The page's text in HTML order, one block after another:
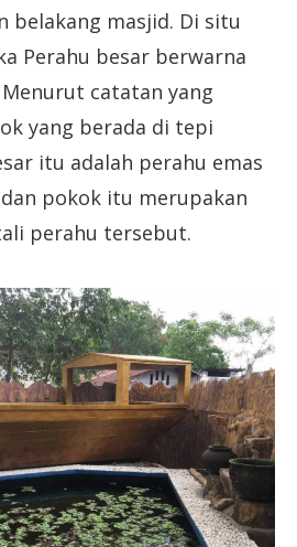
belakang masjid. Di situ
Perahu besar berwarna
catatan yang
yang berada di tepi
itu adalah perahu emas
pokok itu merupakan
perahu tersebut.